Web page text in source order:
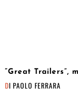
“Great Trailers”,
DI PAOLO FERRARA